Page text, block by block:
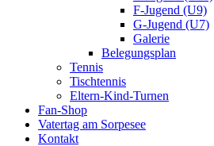
F-Jugend (U9)
G-Jugend (U7)
Galerie
Belegungsplan
Tennis
Tischtennis
Eltern-Kind-Turnen
Fan-Shop
Vatertag am Sorpesee
Kontakt